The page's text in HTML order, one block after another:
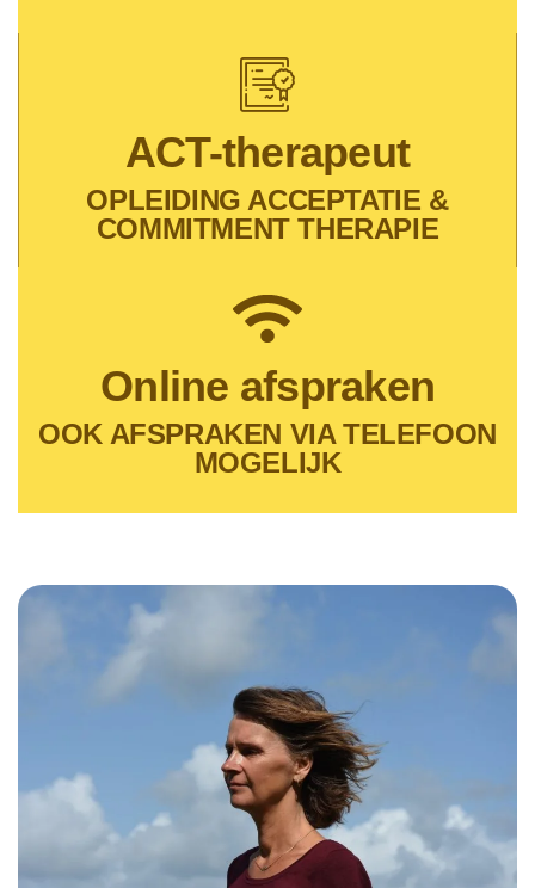
ACT-therapeut​
OPLEIDING ACCEPTATIE &
COMMITMENT THERAPIE
Online afspraken
OOK AFSPRAKEN VIA TELEFOON
MOGELIJK